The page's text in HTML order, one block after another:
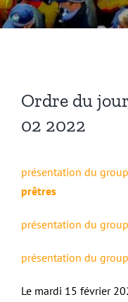
Ordre du
02 2022
présentation du
prêtres
présentation du
présentation du
Le mardi 15 février